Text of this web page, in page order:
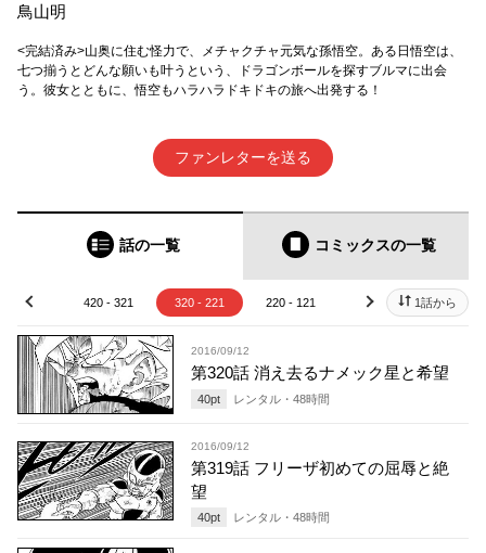
鳥山明
<完結済み>山奥に住む怪力で、メチャクチャ元気な孫悟空。ある日悟空は、
七つ揃うとどんな願いも叶うという、ドラゴンボールを探すブルマに出会
う。彼女とともに、悟空もハラハラドキドキの旅へ出発する！
ファンレターを送る
話の一覧 コミックスの一覧
- 421 420 - 321 320 - 221 220 - 121 120 - 21 20 -
prev next 1話から
2016/09/12
第320話 消え去るナメック星と希望
40pt レンタル・ 48時間
2016/09/12
第319話 フリーザ初めての屈辱と絶
望
40pt レンタル・ 48時間